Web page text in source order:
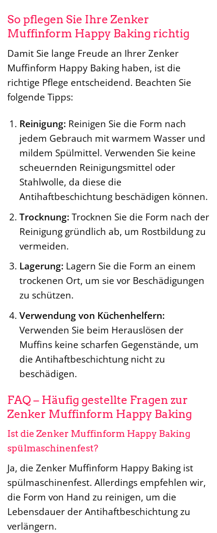
So pflegen Sie Ihre Zenker
Muffinform Happy Baking richtig
Damit Sie lange Freude an Ihrer Zenker
Muffinform Happy Baking haben, ist die
richtige Pflege entscheidend. Beachten Sie
folgende Tipps:
Reinigung: Reinigen Sie die Form nach
jedem Gebrauch mit warmem Wasser und
mildem Spülmittel. Verwenden Sie keine
scheuernden Reinigungsmittel oder
Stahlwolle, da diese die
Antihaftbeschichtung beschädigen können.
Trocknung: Trocknen Sie die Form nach der
Reinigung gründlich ab, um Rostbildung zu
vermeiden.
Lagerung: Lagern Sie die Form an einem
trockenen Ort, um sie vor Beschädigungen
zu schützen.
Verwendung von Küchenhelfern:
Verwenden Sie beim Herauslösen der
Muffins keine scharfen Gegenstände, um
die Antihaftbeschichtung nicht zu
beschädigen.
FAQ – Häufig gestellte Fragen zur
Zenker Muffinform Happy Baking
Ist die Zenker Muffinform Happy Baking
spülmaschinenfest?
Ja, die Zenker Muffinform Happy Baking ist
spülmaschinenfest. Allerdings empfehlen wir,
die Form von Hand zu reinigen, um die
Lebensdauer der Antihaftbeschichtung zu
verlängern.